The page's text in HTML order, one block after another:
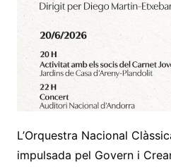
L’Orquestra Nacional
impulsada pel Govern i